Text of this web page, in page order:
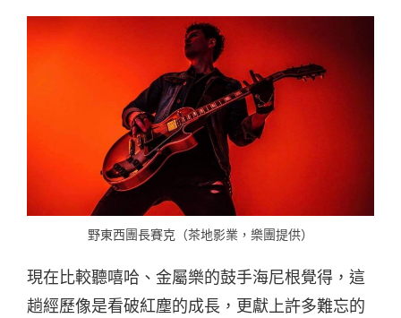
野東西團長賽克（茶地影業，樂團提供）
現在比較聽嘻哈、金屬樂的鼓手海尼根覺得，這
趟經歷像是看破紅塵的成長，更獻上許多難忘的